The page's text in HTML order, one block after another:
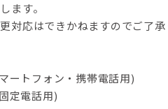
ます。
応はできかねますのでご了承
ートフォン・携帯電話用)
定電話用)